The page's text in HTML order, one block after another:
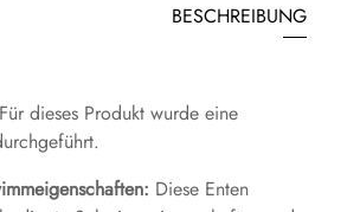
BESCHREIBUNG
Für dieses Produkt wurde eine
Diese Enten